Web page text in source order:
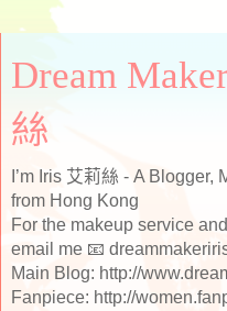
Dream
絲
I’m Iris 艾莉絲 - A
from Hong Kong
For the makeup service
email me 📧
Main Blog: http://
Fanpiece: http://